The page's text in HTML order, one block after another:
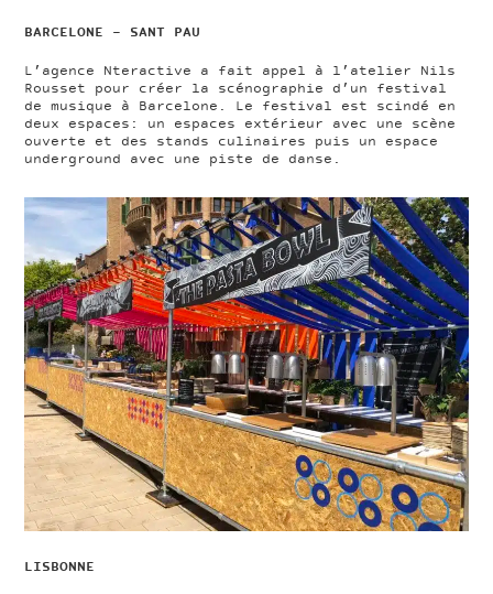
BARCELONE – SANT PAU
L’agence Nteractive a fait appel à l’atelier Nils
Rousset pour créer la scénographie d’un festival
de musique à Barcelone. Le festival est scindé en
deux espaces: un espaces extérieur avec une scène
ouverte et des stands culinaires puis un espace
underground avec une piste de danse.
LISBONNE